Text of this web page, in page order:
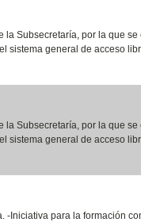
la Subsecretaría, por la que se
sistema general de acceso
la Subsecretaría, por la que se
sistema general de acceso
-Iniciativa para la formación